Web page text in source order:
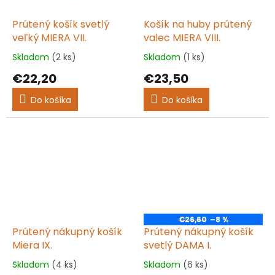
Prútený košík svetlý
veľký MIERA VII.
Priemerné
produktu
5,0
z
Skladom (2 ks)
€22,20
Do košíka
Košík na huby prútený
valec MIERA VIII.
Priemerné
produktu
5,0
z
Skladom (1 ks)
€23,50
Do košíka
Prútený nákupný košík
Miera IX.
Priemerné
Skladom (4 ks)
€26,60 –8 %
Prútený nákupný košík
svetlý DAMA I.
Priemerné
Skladom (6 ks)